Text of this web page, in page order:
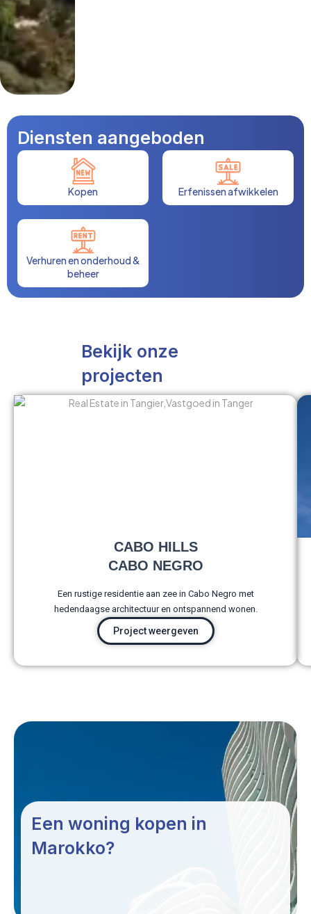
Diensten aangeboden
Kopen Erfenissen afwikkelen
Verhuren en onderhoud &
beheer
Bekijk onze
projecten
CABO HILLS
CABO NEGRO
Een rustige residentie aan zee in Cabo Negro met
hedendaagse architectuur en ontspannend wonen.
Project weergeven
Een woning kopen in
Marokko?